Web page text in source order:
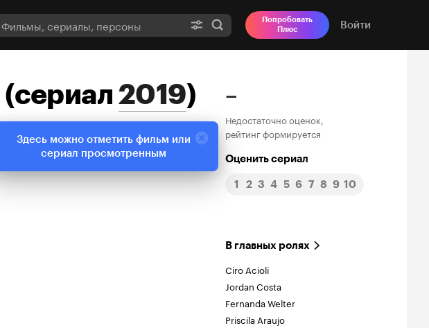
Попробовать
Плюс
Войти
(сериал2019) –
Недостаточно оценок,
рейтинг формируется
Оценить сериал
1 2 3 4 5 6 7 8 9 10
В главных ролях
Ciro Acioli
Jordan Costa
Fernanda Welter
Priscila Araujo
Здесь можно отметить фильм или
сериал просмотренным